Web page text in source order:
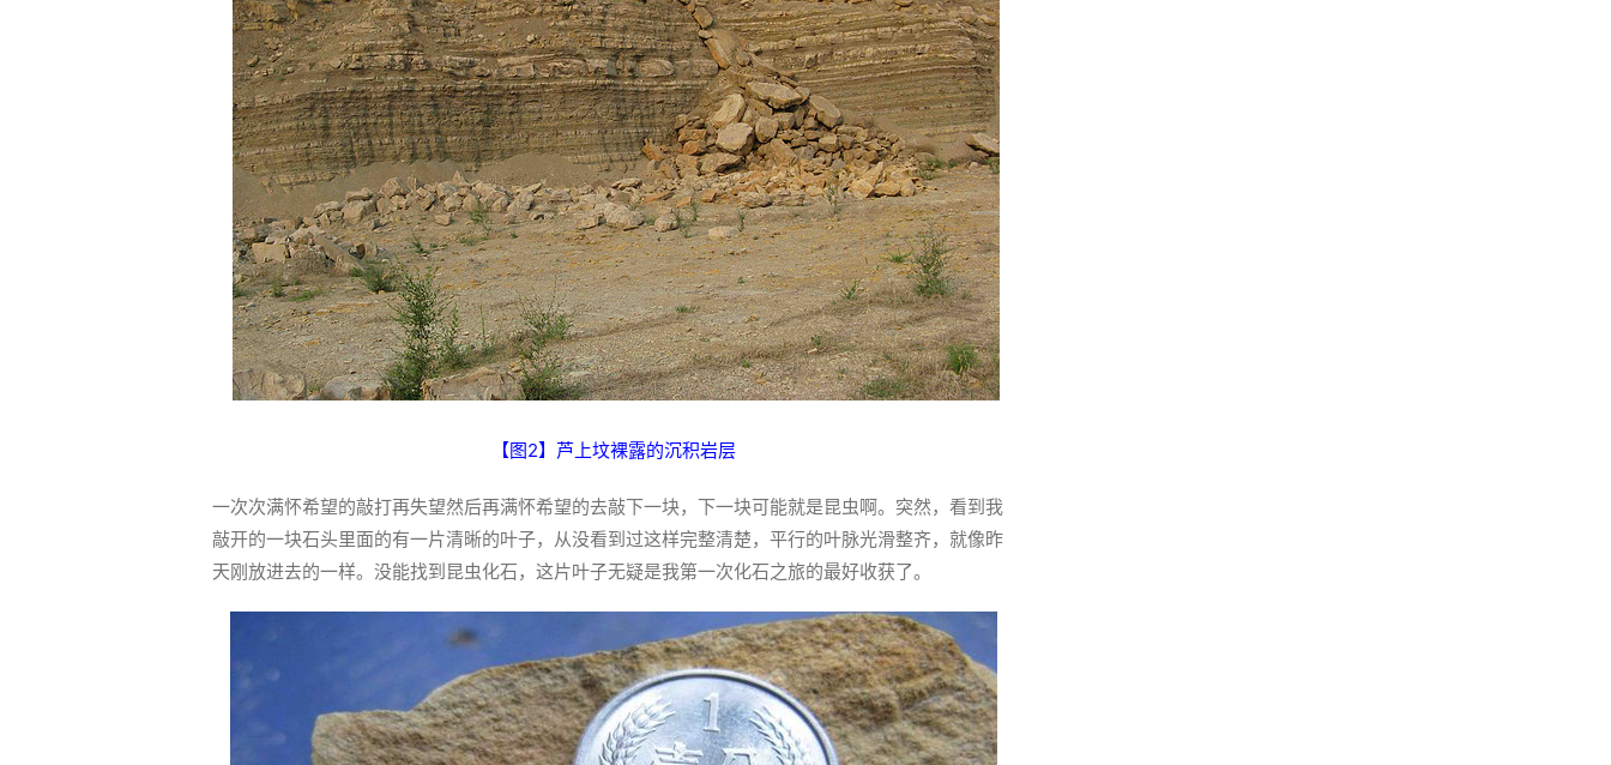
【图2】芦上坟裸露的沉积岩层
一次次满怀希望的敲打再失望然后再满怀希望的去敲下一块，下一块可能就是昆虫啊。突然，看到我
敲开的一块石头里面的有一片清晰的叶子，从没看到过这样完整清楚，平行的叶脉光滑整齐，就像昨
天刚放进去的一样。没能找到昆虫化石，这片叶子无疑是我第一次化石之旅的最好收获了。